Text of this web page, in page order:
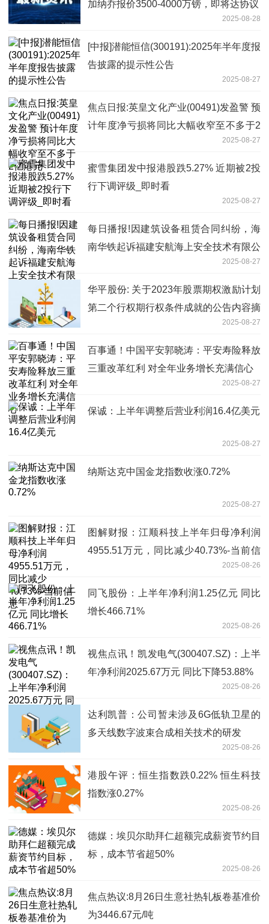
加纳乔报价3500-4000万镑，即将达协议
2025-08-28
[中报]潜能恒信(300191):2025年半年度报
告披露的提示性公告
2025-08-27
焦点日报:英皇文化产业(00491)发盈警 预
计年度净亏损将同比大幅收窄至不多于2
2025-08-27
蜜雪集团发中报港股跌5.27% 近期被2投
行下调评级_即时看
2025-08-27
每日播报!因建筑设备租赁合同纠纷，海
南华铁起诉福建安航海上安全技术有限公
2025-08-27
华平股份: 关于2023年股票期权激励计划
第二个行权期行权条件成就的公告内容摘
2025-08-27
百事通！中国平安郭晓涛：平安寿险释放
三重改革红利 对全年业务增长充满信心
2025-08-27
保诚：上半年调整后营业利润16.4亿美元
2025-08-27
纳斯达克中国金龙指数收涨0.72%
2025-08-27
图解财报：江顺科技上半年归母净利润
4955.51万元，同比减少40.73%-当前信
2025-08-26
同飞股份：上半年净利润1.25亿元 同比
增长466.71%
2025-08-26
视焦点讯！凯发电气(300407.SZ)：上半
年净利润2025.67万元 同比下降53.88%
2025-08-26
达利凯普：公司暂未涉及6G低轨卫星的
多天线数字波束合成相关技术的研发
2025-08-26
港股午评：恒生指数跌0.22% 恒生科技
指数涨0.27%
2025-08-26
德媒：埃贝尔助拜仁超额完成薪资节约目
标，成本节省超50%
2025-08-26
焦点热议:8月26日生意社热轧板卷基准价
为3446.67元/吨